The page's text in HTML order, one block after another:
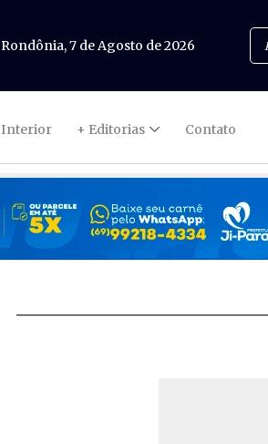
Rondônia, 7 de Agosto de 2026
Interior + Editorias Contato